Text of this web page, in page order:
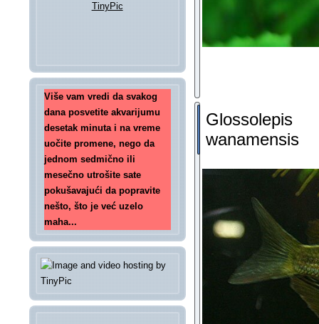
Više vam vredi da svakog
dana posvetite akvarijumu
desetak minuta i na vreme
uočite promene, nego da
jednom sedmično ili
mesečno utrošite sate
pokušavajući da popravite
nešto, što je već uzelo
maha...
Glossolepis
wanamensis